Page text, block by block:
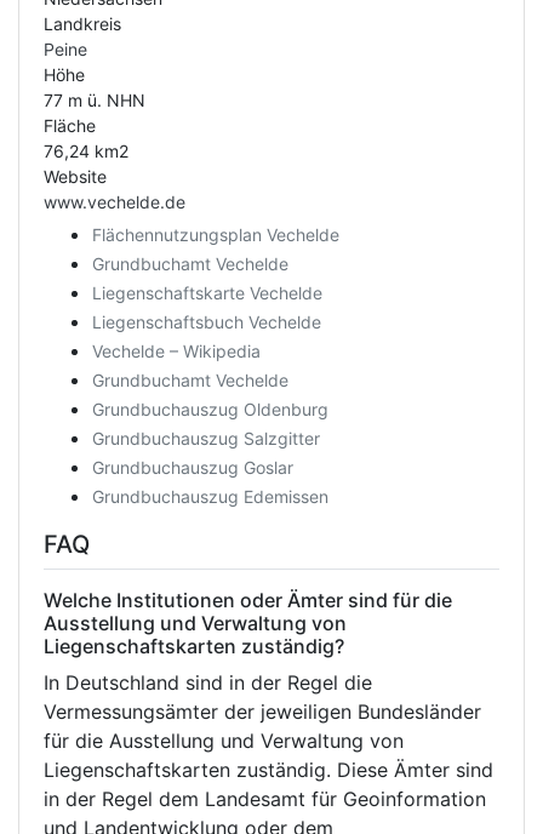
Landkreis
Peine
Höhe
77 m ü. NHN
Fläche
76,24 km2
Website
www.vechelde.de
Flächennutzungsplan Vechelde
Grundbuchamt Vechelde
Liegenschaftskarte Vechelde
Liegenschaftsbuch Vechelde
Vechelde – Wikipedia
Grundbuchamt Vechelde
Grundbuchauszug Oldenburg
Grundbuchauszug Salzgitter
Grundbuchauszug Goslar
Grundbuchauszug Edemissen
FAQ
Welche Institutionen oder Ämter sind für die
Ausstellung und Verwaltung von
Liegenschaftskarten zuständig?
In Deutschland sind in der Regel die
Vermessungsämter der jeweiligen Bundesländer
für die Ausstellung und Verwaltung von
Liegenschaftskarten zuständig. Diese Ämter sind
in der Regel dem Landesamt für Geoinformation
und Landentwicklung oder dem